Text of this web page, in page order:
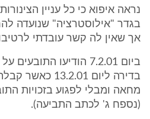
נראה איפוא כי כל עניין
בגדר "אילוסטרציה" שנועדה
אך שאין לה קשר עובדתי
ביום 7.2.01 הודיעו
בדירה ליום
מחאה ומבלי לפגוע בזכויות
(נספח ג' לכתב התביעה).